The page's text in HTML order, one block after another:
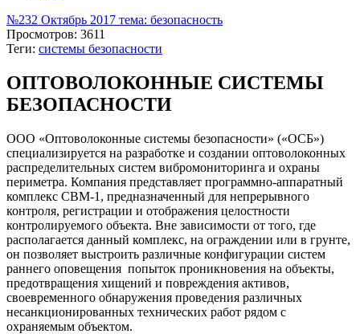
№232 Октябрь 2017 тема: безопасность
Просмотров: 3611
Теги: системы безопасности
ОПТОВОЛОКОННЫЕ СИСТЕМЫ
БЕЗОПАСНОСТИ
ООО «Оптоволоконные системы безопасности» («ОСБ»)
специализируется на разработке и создании оптоволоконных
распределительных систем вибромониторинга и охраны
периметра. Компания представляет программно-аппаратный
комплекс СВМ-1, предназначенный для непрерывного
контроля, регистрации и отображения целостности
контролируемого объекта. Вне зависимости от того, где
располагается данный комплекс, на ограждении или в грунте,
он позволяет выстроить различные конфигурации систем
раннего оповещения попыток проникновения на объекты,
предотвращения хищений и повреждения активов,
своевременного обнаружения проведения различных
несанкционированных технических работ рядом с
охраняемым объектом.